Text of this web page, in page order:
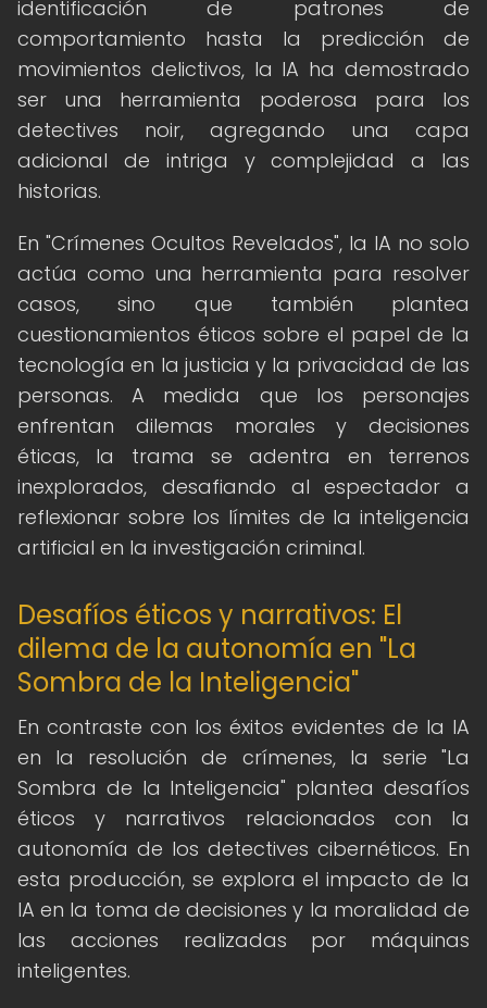
identificación de patrones de
comportamiento hasta la predicción de
movimientos delictivos, la IA ha demostrado
ser una herramienta poderosa para los
detectives noir, agregando una capa
adicional de intriga y complejidad a las
historias.
En "Crímenes Ocultos Revelados", la IA no solo
actúa como una herramienta para resolver
casos, sino que también plantea
cuestionamientos éticos sobre el papel de la
tecnología en la justicia y la privacidad de las
personas. A medida que los personajes
enfrentan dilemas morales y decisiones
éticas, la trama se adentra en terrenos
inexplorados, desafiando al espectador a
reflexionar sobre los límites de la inteligencia
artificial en la investigación criminal.
Desafíos éticos y narrativos: El
dilema de la autonomía en "La
Sombra de la Inteligencia"
En contraste con los éxitos evidentes de la IA
en la resolución de crímenes, la serie "La
Sombra de la Inteligencia" plantea desafíos
éticos y narrativos relacionados con la
autonomía de los detectives cibernéticos. En
esta producción, se explora el impacto de la
IA en la toma de decisiones y la moralidad de
las acciones realizadas por máquinas
inteligentes.